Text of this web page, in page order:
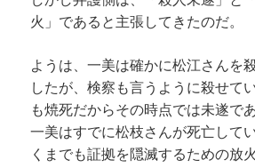
火」であると主張してきたのだ。
ようは、一美は確かに松江さんを
したが、検察も言うように殺せて
も焼死だからその時点では未遂で
一美はすでに松枝さんが死亡して
くまでも証拠を隠滅するための放